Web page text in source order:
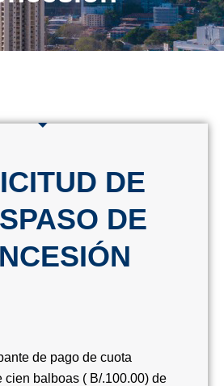
DE
DE
de pago de cuota
cien balboas ( B/.100.00) de